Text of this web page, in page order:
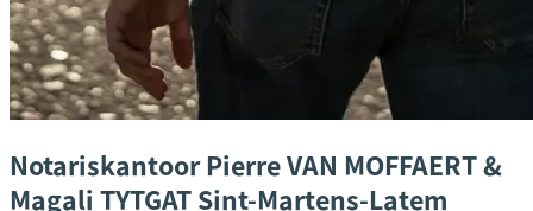
Notariskantoor Pierre VAN MOFFAERT &
Magali TYTGAT Sint-Martens-Latem